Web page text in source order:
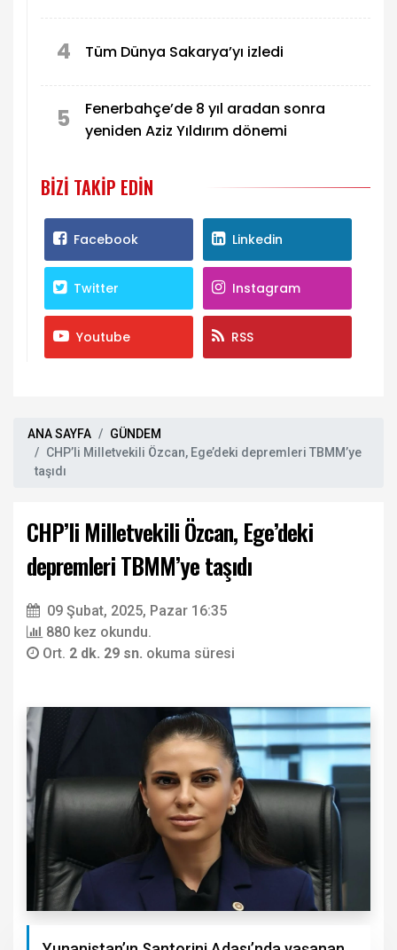
4 Tüm Dünya Sakarya’yı izledi
5
Fenerbahçe’de 8 yıl aradan sonra
yeniden Aziz Yıldırım dönemi
BIZI TAKIP EDIN
Facebook Linkedin
Twitter Instagram
Youtube RSS
ANA SAYFA
GÜNDEM
CHP’li Milletvekili Özcan, Ege’deki depremleri TBMM’ye
taşıdı
CHP’li Milletvekili Özcan, Ege’deki
depremleri TBMM’ye taşıdı
09 Şubat, 2025, Pazar 16:35
880 kez okundu.
Ort. 2 dk. 29 sn. okuma süresi